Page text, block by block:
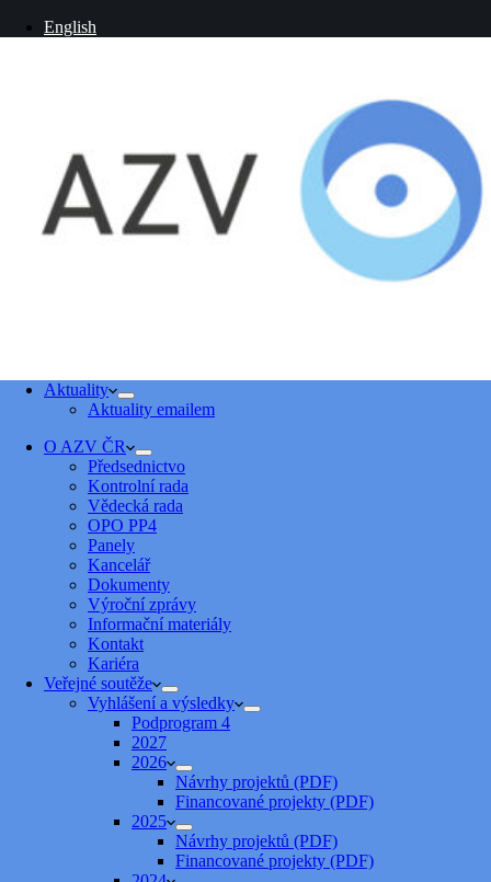
English
Aktuality
Aktuality emailem
O AZV ČR
Předsednictvo
Kontrolní rada
Vědecká rada
OPO PP4
Panely
Kancelář
Dokumenty
Výroční zprávy
Informační materiály
Kontakt
Kariéra
Veřejné soutěže
Vyhlášení a výsledky
Podprogram 4
2027
2026
Návrhy projektů (PDF)
Financované projekty (PDF)
2025
Návrhy projektů (PDF)
Financované projekty (PDF)